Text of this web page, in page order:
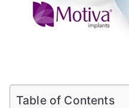
Table of Contents